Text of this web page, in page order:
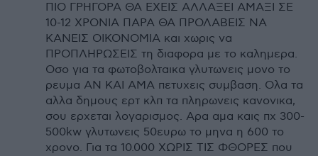
ΠΙΟ ΓΡΗΓΟΡΑ ΘΑ ΕΧΕΙΣ ΑΛΛΑΞΕΙ ΑΜΑΞΙ ΣΕ
10-12 ΧΡΟΝΙΑ ΠΑΡΑ ΘΑ ΠΡΟΛΑΒΕΙΣ ΝΑ
ΚΑΝΕΙΣ ΟΙΚΟΝΟΜΙΑ και χωρις να
ΠΡΟΠΛΗΡΩΣΕΙΣ τη διαφορα με το καλημερα.
Οσο για τα φωτοβολταικα γλυτωνεις μονο το
ρευμα ΑΝ ΚΑΙ ΑΜΑ πετυχεις συμβαση. Ολα τα
αλλα δημους ερτ κλπ τα πληρωνεις κανονικα,
σου ερχεται λογαρισμος. Αρα αμα καις πχ 300-
500kw γλυτωνεις 50ευρω το μηνα η 600 το
χρονο. Για τα 10.000 ΧΩΡΙΣ ΤΙΣ ΦΘΟΡΕΣ που